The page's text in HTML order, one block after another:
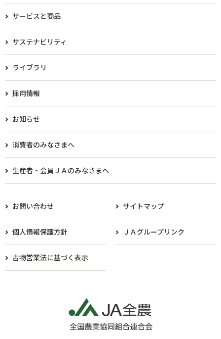
サービスと商品
サステナビリティ
ライブラリ
採用情報
お知らせ
消費者のみなさまへ
生産者・会員ＪＡのみなさまへ​
お問い合わせ サイトマップ
個人情報保護方針 ＪＡグループリンク
古物営業法に基づく表示